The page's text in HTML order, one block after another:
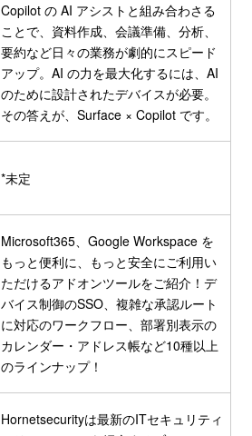
Copilot の AI アシストと組み合わさる
ことで、資料作成、会議準備、分析、
要約など日々の業務が劇的にスピード
アップ。AI の力を最大化するには、AI
のために設計されたデバイスが必要。
その答えが、Surface × Copilot です。
*未定
Microsoft365、Google Workspace を
もっと便利に、もっと安全にご利用い
ただけるアドオンツールをご紹介！デ
バイス制御のSSO、複雑な承認ルート
に対応のワークフロー、部署別表示の
カレンダー・アドレス帳など10種以上
のラインナップ！
Hornetsecurityは最新のITセキュリティ